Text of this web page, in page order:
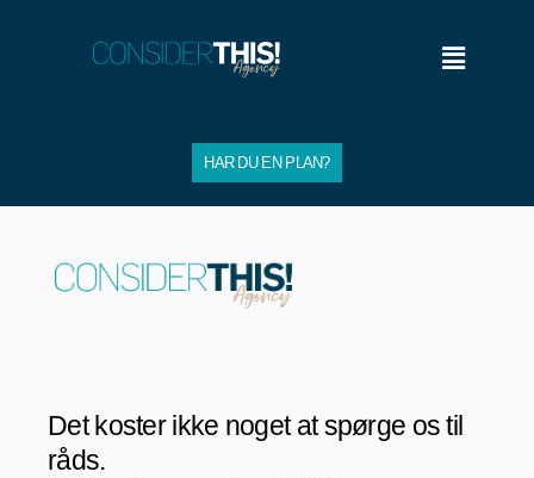
HAR DU EN PLAN?
Det koster ikke noget at spørge os til
råds.